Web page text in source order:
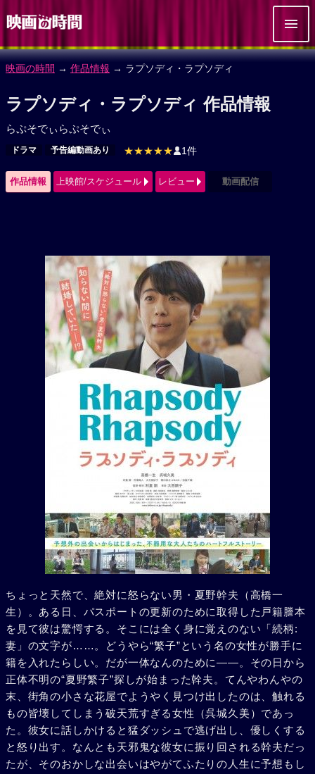
映画の時間 → 作品情報 → ラプソディ・ラプソディ
ラプソディ・ラプソディ 作品情報
らぷそでぃらぷそでぃ
ドラマ 予告編動画あり ★★★★★ 1件
作品情報 上映館/スケジュール レビュー 動画配信
ちょっと天然で、絶対に怒らない男・夏野幹夫（高橋一
生）。ある日、パスポートの更新のために取得した戸籍謄本
を見て彼は驚愕する。そこには全く身に覚えのない「続柄:
妻」の文字が……。どうやら“繁子”という名の女性が勝手に
籍を入れたらしい。だが一体なんのために――。その日から
正体不明の“夏野繁子”探しが始まった幹夫。てんやわんやの
末、街角の小さな花屋でようやく見つけ出したのは、触れる
もの皆壊してしまう破天荒すぎる女性（呉城久美）であっ
た。彼女に話しかけると猛ダッシュで逃げ出し、優しくする
と怒り出す。なんとも天邪鬼な彼女に振り回される幹夫だっ
たが、そのおかしな出会いはやがてふたりの人生に予想もし